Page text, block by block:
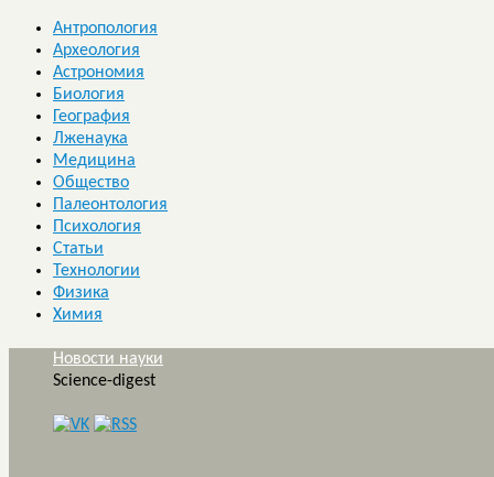
Антропология
Археология
Астрономия
Биология
География
Лженаука
Медицина
Общество
Палеонтология
Психология
Статьи
Технологии
Физика
Химия
Новости науки
Science-digest